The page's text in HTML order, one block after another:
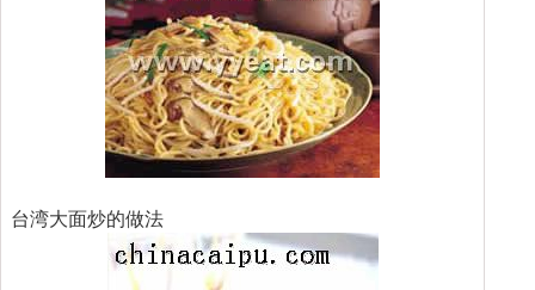
台湾大面炒的做法